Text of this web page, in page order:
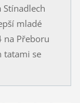
mladé
na Přeboru
tatami se